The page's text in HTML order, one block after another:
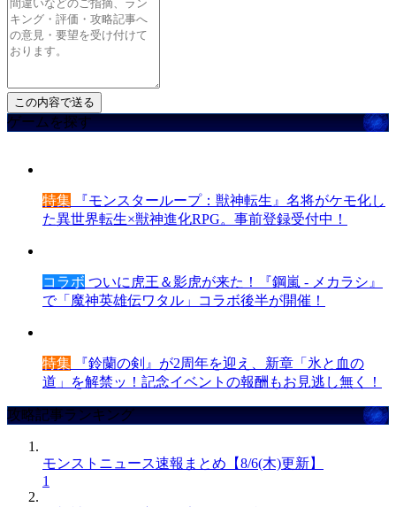
ゲームを探す
特集 『モンスターループ：獣神転生』名将がケモ化し
た異世界転生×獣神進化RPG。事前登録受付中！
コラボ ついに虎王＆影虎が来た！『鋼嵐 - メカラシ』
で「魔神英雄伝ワタル」コラボ後半が開催！
特集 『鈴蘭の剣』が2周年を迎え、新章「氷と血の
道」を解禁ッ！記念イベントの報酬もお見逃し無く！
攻略記事ランキング
モンストニュース速報まとめ【8/6(木)更新】
1